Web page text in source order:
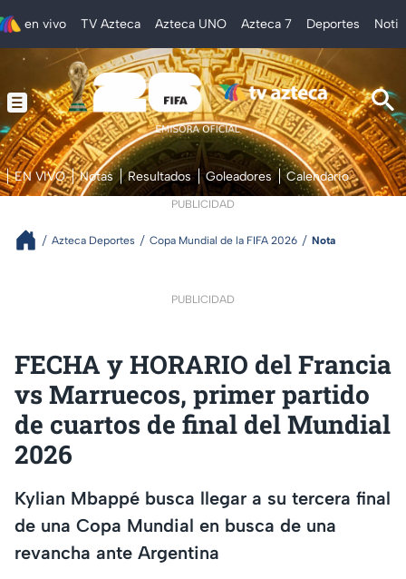
en vivo TV Azteca Azteca UNO Azteca 7 Deportes
EN VIVO Notas Resultados Goleadores Calendario
PUBLICIDAD
Azteca Deportes Copa Mundial de la FIFA 2026 Nota
PUBLICIDAD
FECHA y HORARIO del Francia
vs Marruecos, primer partido
de cuartos de final del Mundial
2026
Kylian Mbappé busca llegar a su tercera final
de una Copa Mundial en busca de una
revancha ante Argentina